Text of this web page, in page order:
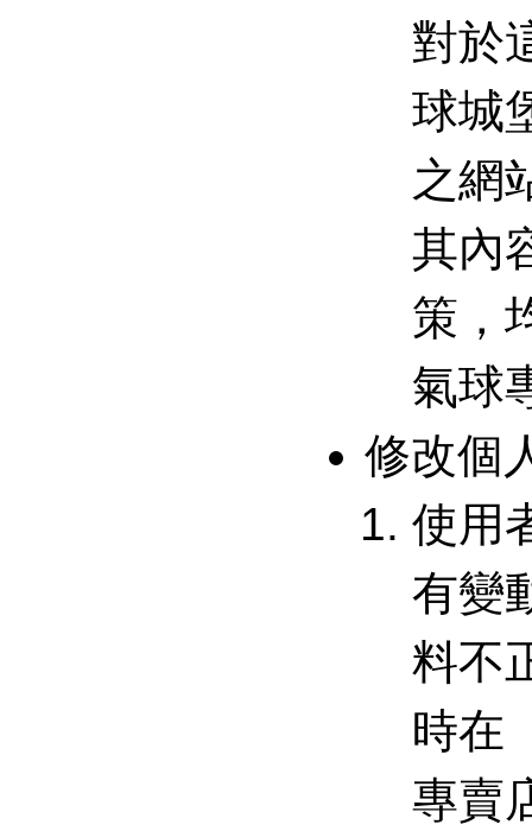
對於
球城
之網
其內
策，
氣球
修改個
使用
有變
料不
時在
專賣